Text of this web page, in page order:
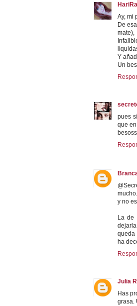
Ay, mi
De
Y
Un
pues
que
y no
La de
queda
ha
Julia
Has
grasa.